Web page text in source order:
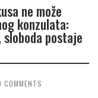
ne može
konzulata:
sloboda postaje
COMMENTS